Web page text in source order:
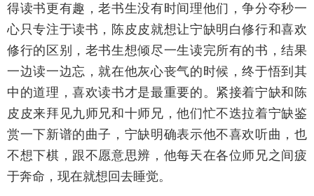
得读书更有趣，老书生没有时间理他们，争分夺秒一
心只专注于读书，陈皮皮就想让宁缺明白修行和喜欢
修行的区别，老书生想倾尽一生读完所有的书，结果
一边读一边忘，就在他灰心丧气的时候，终于悟到其
中的道理，喜欢读书才是最重要的。紧接着宁缺和陈
皮皮来拜见九师兄和十师兄，他们忙不迭拉着宁缺鉴
赏一下新谱的曲子，宁缺明确表示他不喜欢听曲，也
不想下棋，跟不愿意思辨，他每天在各位师兄之间疲
于奔命，现在就想回去睡觉。